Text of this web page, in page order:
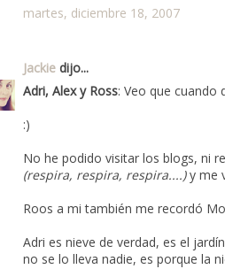
martes, diciembre 18, 2007
Jackie dijo...
Adri, Alex y Ross: Veo que
:)
No he podido visitar los blogs, ni
(respira, respira, respira....)y me
Roos a mi también me recordó
Adri es nieve de verdad, es el
no se lo lleva nadie, es porque la